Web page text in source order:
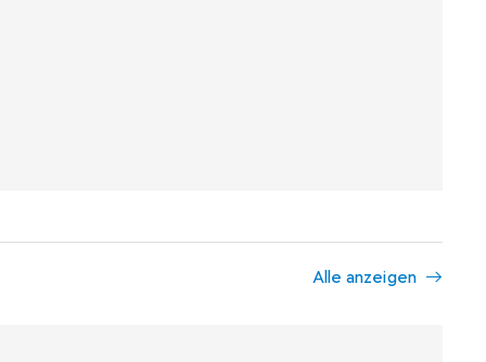
Alle anzeigen